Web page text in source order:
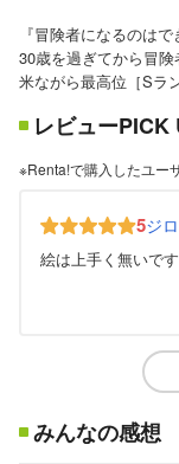
『冒険者になるのは
30歳を過ぎてから冒
米ながら最高位［Sラ
レビューPICK
※Renta!で購入したユー
5ジ
絵は上手く無いで
みんなの感想